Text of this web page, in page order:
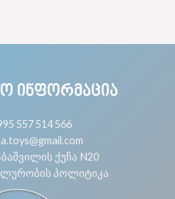
ᲘᲜᲤᲝᲠᲛᲐᲪᲘᲐ
557 514 566
ქუჩა N20
პოლიტიკა